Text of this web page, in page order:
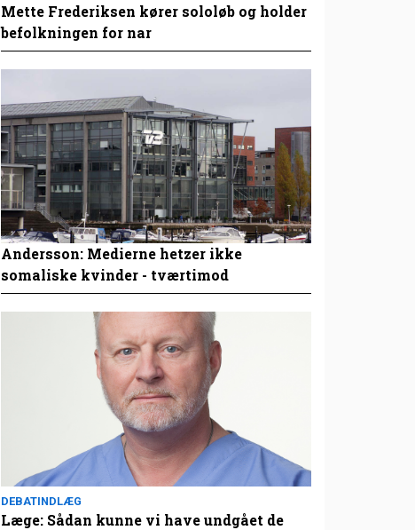
Mette Frederiksen kører sololøb og holder
befolkningen for nar
Andersson: Medierne hetzer ikke
somaliske kvinder - tværtimod
DEBATINDLÆG
Læge: Sådan kunne vi have undgået de